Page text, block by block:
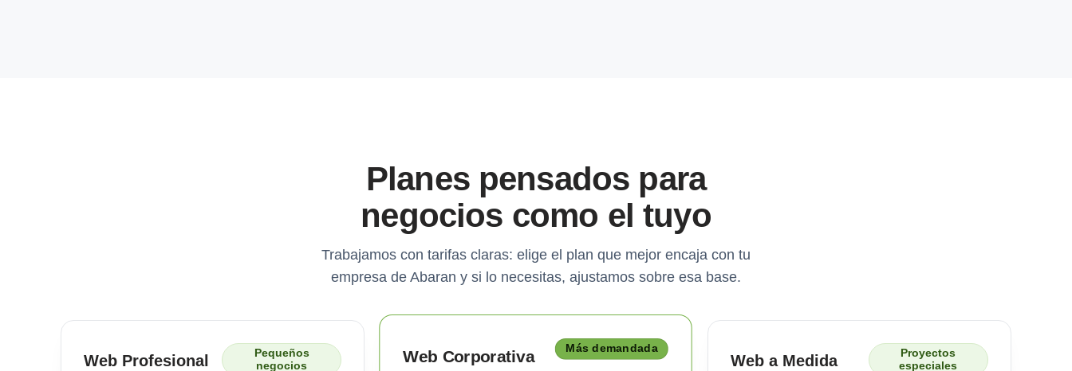
Planes pensados para
negocios como el tuyo
Trabajamos con tarifas claras: elige el plan que mejor encaja con tu
empresa de Abaran y si lo necesitas, ajustamos sobre esa base.
Web Profesional
Pequeños
negocios
Web Corporativa Más demandada
Web a Medida
Proyectos
especiales